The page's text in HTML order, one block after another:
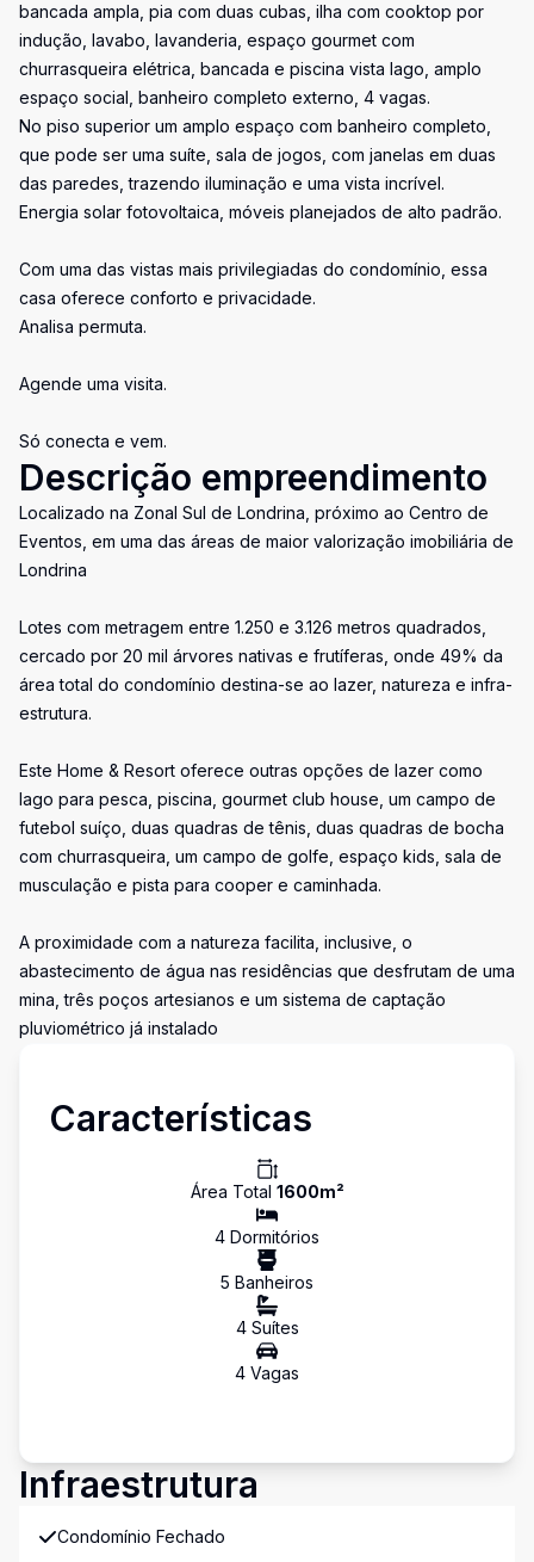
bancada ampla, pia com duas cubas, ilha com cooktop por
indução, lavabo, lavanderia, espaço gourmet com
churrasqueira elétrica, bancada e piscina vista lago, amplo
espaço social, banheiro completo externo, 4 vagas.
No piso superior um amplo espaço com banheiro completo,
que pode ser uma suíte, sala de jogos, com janelas em duas
das paredes, trazendo iluminação e uma vista incrível.
Energia solar fotovoltaica, móveis planejados de alto padrão.
Com uma das vistas mais privilegiadas do condomínio, essa
casa oferece conforto e privacidade.
Analisa permuta.
Agende uma visita.
Só conecta e vem.
Descrição empreendimento
Localizado na Zonal Sul de Londrina, próximo ao Centro de
Eventos, em uma das áreas de maior valorização imobiliária de
Londrina
Lotes com metragem entre 1.250 e 3.126 metros quadrados,
cercado por 20 mil árvores nativas e frutíferas, onde 49% da
área total do condomínio destina-se ao lazer, natureza e infra-
estrutura.
Este Home & Resort oferece outras opções de lazer como
lago para pesca, piscina, gourmet club house, um campo de
futebol suíço, duas quadras de tênis, duas quadras de bocha
com churrasqueira, um campo de golfe, espaço kids, sala de
musculação e pista para cooper e caminhada.
A proximidade com a natureza facilita, inclusive, o
abastecimento de água nas residências que desfrutam de uma
mina, três poços artesianos e um sistema de captação
pluviométrico já instalado
Características
Área Total 1600m²
4 Dormitórios
5 Banheiros
4Suítes
4 Vagas
Infraestrutura
Condomínio Fechado